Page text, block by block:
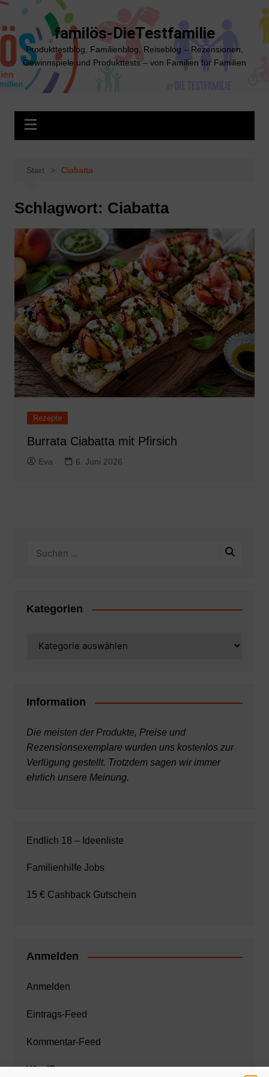
Zum
springen
familös-DieTestfamilie
Produkttestblog, Familienblog, Reiseblog – Rezensionen,
Gewinnspiele und Produkttests – von Familien für Familien
Start Ciabatta
Schlagwort: Ciabatta
Rezepte
Burrata Ciabatta mit Pfirsich
Eva 6. Juni 2026
Kategorien
Information
Die meisten der Produkte, Preise und
Rezensionsexemplare wurden uns kostenlos zur
Verfügung gestellt. Trotzdem sagen wir immer
ehrlich unsere Meinung.
Endlich 18 – Ideenliste
Familienhilfe Jobs
15 € Cashback Gutschein
Anmelden
Anmelden
Eintrags-Feed
Kommentar-Feed
WordPress.org